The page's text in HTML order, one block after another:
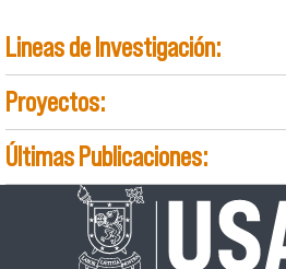
Lineas de Investigación:
Proyectos:
Últimas Publicaciones: